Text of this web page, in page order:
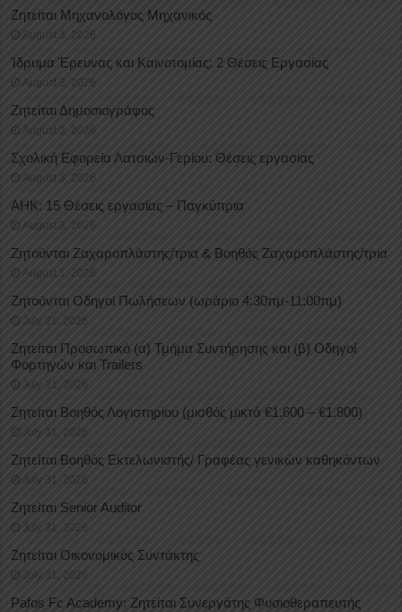
Ζητείται Μηχανολόγος Μηχανικός
August 3, 2026
Ίδρυμα Έρευνας και Καινοτομίας: 2 Θέσεις Εργασίας
August 3, 2026
Ζητείται Δημοσιογράφος
August 3, 2026
Σχολική Εφορεία Λατσιών-Γερίου: Θέσεις εργασίας
August 3, 2026
ΑΗΚ: 15 Θέσεις εργασίας – Παγκύπρια
August 3, 2026
Ζητούνται Ζαχαροπλάστης/τρια & Βοηθός Ζαχαροπλάστης/τρια
August 1, 2026
Ζητούνται Οδηγοί Πωλήσεων (ωράριο 4:30πμ-11:00πμ)
July 31, 2026
Ζητείται Προσωπικό (α) Τμήμα Συντήρησης και (β) Οδηγοί
Φορτηγών και Trailers
July 31, 2026
Ζητείται Βοηθός Λογιστηρίου (μισθός μικτά €1.600 – €1.800)
July 31, 2026
Ζητείται Βοηθός Εκτελωνιστής/ Γραφέας γενικών καθηκόντων
July 31, 2026
Ζητείται Senior Auditor
July 31, 2026
Ζητείται Οικονομικός Συντάκτης
July 31, 2026
Pafos Fc Academy: Ζητείται Συνεργάτης Φυσιοθεραπευτής